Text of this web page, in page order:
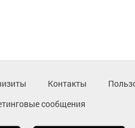
Контакты
сообщения